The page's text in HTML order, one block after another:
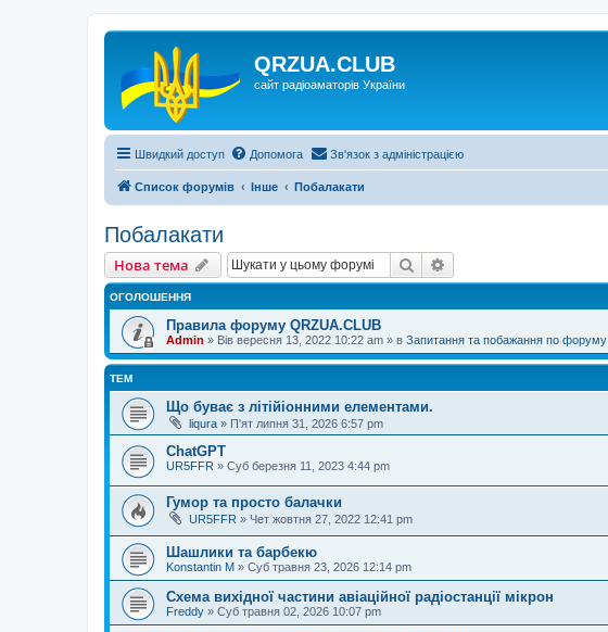
QRZUA.CLUB
сайт радіоаматорів України
Швидкий доступ Допомога Зв'язок з адміністрацією
Список форумів Інше Побалакати
Побалакати
Нова тема Пошук
ОГОЛОШЕННЯ
Правила форуму QRZUA.CLUB
Admin » Вів вересня 13, 2022 10:22 am » в Запитання та побажання по форуму
ТЕМ
Що буває з літійіонними елементами.
liqura » П'ят липня 31, 2026 6:57 pm
ChatGPT
UR5FFR » Суб березня 11, 2023 4:44 pm
Гумор та просто балачки
UR5FFR » Чет жовтня 27, 2022 12:41 pm
Шашлики та барбекю
Konstantin M » Суб травня 23, 2026 12:14 pm
Схема вихідної частини авіаційної радіостанції мікрон
Freddy » Суб травня 02, 2026 10:07 pm